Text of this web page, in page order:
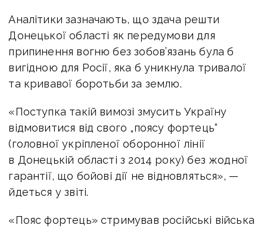
Аналітики зазначають, що здача решти
Донецької області як передумови для
припинення вогню без зобов’язань була б
вигідною для Росії, яка б уникнула тривалої
та кривавої боротьби за землю.
«Поступка такій вимозі змусить Україну
відмовитися від свого „поясу фортець“
(головної укріпленої оборонної лінії
в Донецькій області з 2014 року) без жодної
гарантії, що бойові дії не відновляться», —
йдеться у звіті.
«Пояс фортець» стримував російські війська